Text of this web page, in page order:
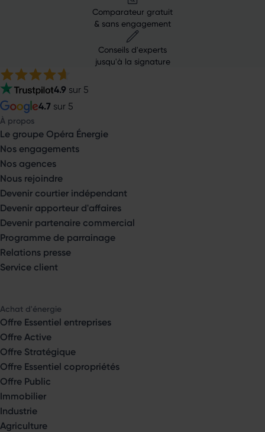
Comparateur gratuit
& sans engagement
Conseils d'experts
jusqu'à la signature
4.9 sur 5
4.7 sur 5
À propos
Le groupe Opéra Énergie
Nos engagements
Nos agences
Nous rejoindre
Devenir courtier indépendant
Devenir apporteur d'affaires
Devenir partenaire commercial
Programme de parrainage
Relations presse
Service client
Achat d'énergie
Offre Essentiel entreprises
Offre Active
Offre Stratégique
Offre Essentiel copropriétés
Offre Public
Immobilier
Industrie
Agriculture